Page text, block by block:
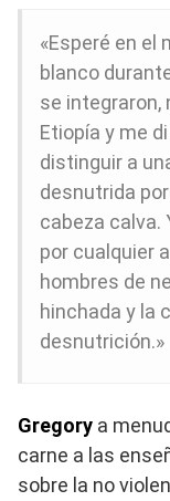
«Esperé en el
blanco
se integraron,
Etiopía y me
distinguir a
desnutrida
cabeza calva.
por cualquier
hombres de
hinchada y la
desnutrición.»
Gregory a
carne a las
sobre la no